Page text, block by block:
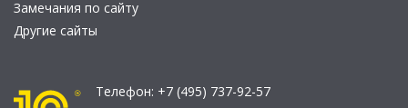
Замечания по сайту
Другие сайты
Телефон: +7 (495) 737-92-57